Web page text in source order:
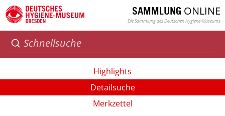
SAMMLUNG ONLINE
Die Sammlung des Deutschen Hygiene-Museums
Highlights
Detailsuche
Merkzettel